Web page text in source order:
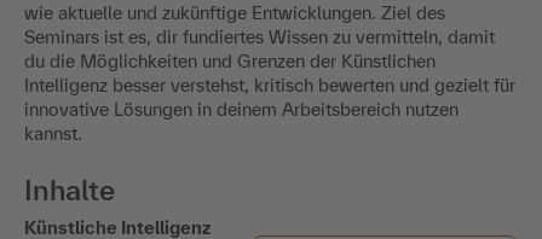
wie aktuelle und zukünftige Entwicklungen. Ziel des
Seminars ist es, dir fundiertes Wissen zu vermitteln, damit
du die Möglichkeiten und Grenzen der Künstlichen
Intelligenz besser verstehst, kritisch bewerten und gezielt für
innovative Lösungen in deinem Arbeitsbereich nutzen
kannst.
Inhalte
Künstliche Intelligenz